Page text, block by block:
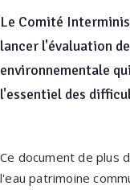
Le Comité
lancer l'évaluation
environnementale
l'essentiel des
Ce document de plus
l'eau patrimoine